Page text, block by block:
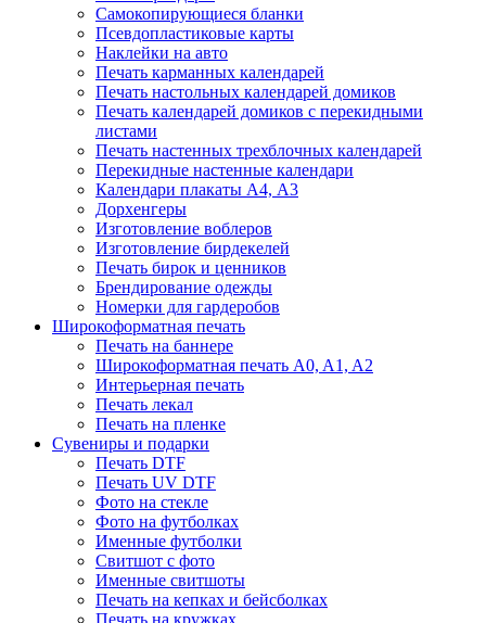
Самокопирующиеся бланки
Псевдопластиковые карты
Наклейки на авто
Печать карманных календарей
Печать настольных календарей домиков
Печать календарей домиков с перекидными
листами
Печать настенных трехблочных календарей
Перекидные настенные календари
Календари плакаты А4, А3
Дорхенгеры
Изготовление воблеров
Изготовление бирдекелей
Печать бирок и ценников
Брендирование одежды
Номерки для гардеробов
Широкоформатная печать
Печать на баннере
Широкоформатная печать A0, A1, A2
Интерьерная печать
Печать лекал
Печать на пленке
Сувениры и подарки
Печать DTF
Печать UV DTF
Фото на стекле
Фото на футболках
Именные футболки
Свитшот с фото
Именные свитшоты
Печать на кепках и бейсболках
Печать на кружках